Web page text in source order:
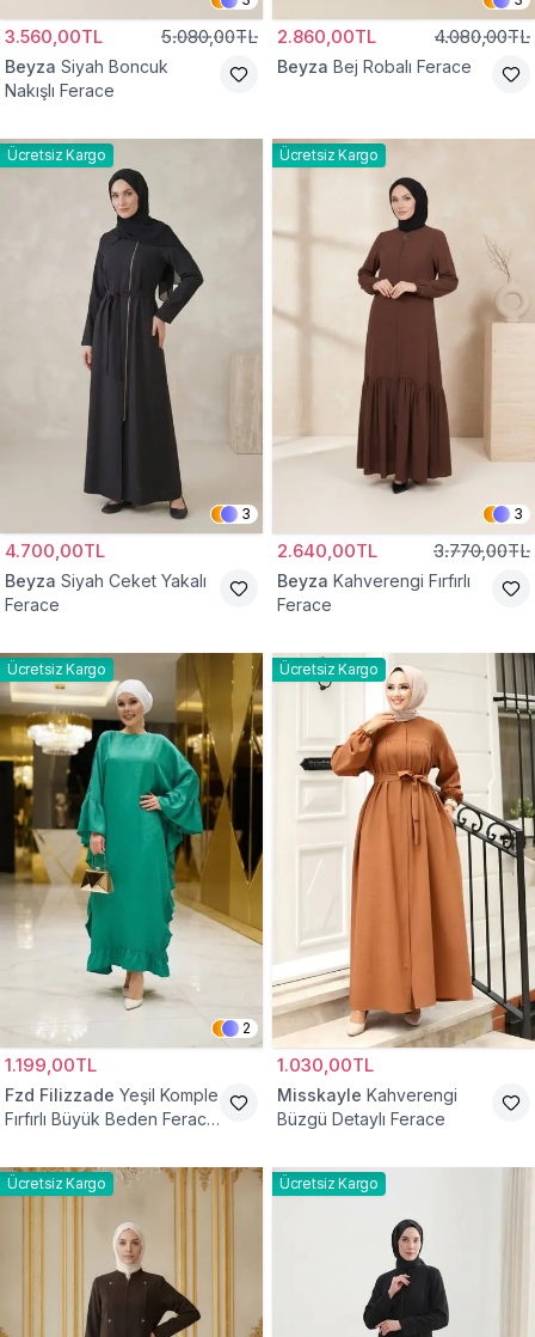
3.560,00TL 5.080,00TL
Beyza Siyah Boncuk
Nakışlı Ferace
2.860,00TL 4.080,00TL
Beyza Bej Robalı Ferace
Ücretsiz Kargo
3
4.700,00TL
Beyza Siyah Ceket Yakalı
Ferace
Ücretsiz Kargo
3
2.640,00TL 3.770,00TL
Beyza Kahverengi Fırfırlı
Ferace
Ücretsiz Kargo
2
1.199,00TL
Fzd Filizzade Yeşil Komple
Fırfırlı Büyük Beden Ferace
Ücretsiz Kargo
1.030,00TL
Misskayle Kahverengi
Büzgü Detaylı Ferace
Ücretsiz Kargo Ücretsiz Kargo